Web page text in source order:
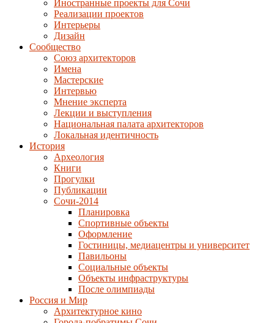
Иностранные проекты для Сочи
Реализации проектов
Интерьеры
Дизайн
Сообщество
Союз архитекторов
Имена
Мастерские
Интервью
Мнение эксперта
Лекции и выступления
Национальная палата архитекторов
Локальная идентичность
История
Археология
Книги
Прогулки
Публикации
Сочи-2014
Планировка
Спортивные объекты
Оформление
Гостиницы, медиацентры и университет
Павильоны
Социальные объекты
Объекты инфраструктуры
После олимпиады
Россия и Мир
Архитектурное кино